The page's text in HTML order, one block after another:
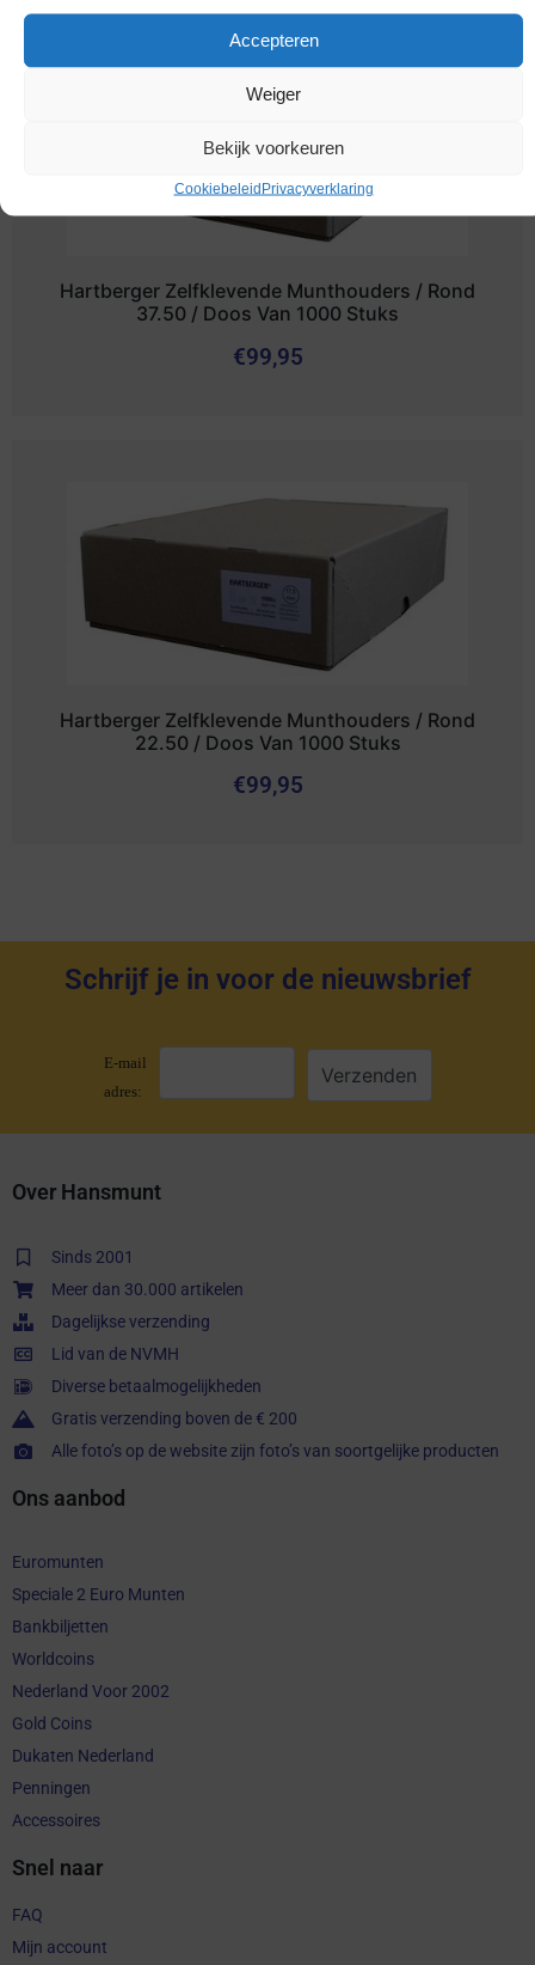
Accepteren
Weiger
Bekijk voorkeuren
CookiebeleidPrivacyverklaring
Hartberger Zelfklevende Munthouders / Rond
37.50 / Doos Van 1000 Stuks
€99,95
Hartberger Zelfklevende Munthouders / Rond
22.50 / Doos Van 1000 Stuks
€99,95
Schrijf je in voor de nieuwsbrief
E-mail
adres:
Over Hansmunt
Sinds 2001
Meer dan 30.000 artikelen
Dagelijkse verzending
Lid van de NVMH
Diverse betaalmogelijkheden
Gratis verzending boven de € 200
Alle foto’s op de website zijn foto’s van soortgelijke producten
Ons aanbod
Euromunten
Speciale 2 Euro Munten
Bankbiljetten
Worldcoins
Nederland Voor 2002
Gold Coins
Dukaten Nederland
Penningen
Accessoires
Snel naar
FAQ
Mijn account